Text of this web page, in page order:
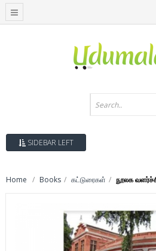
SIDEBAR LEFT
Home Books கட்டுரைகள் நூலக